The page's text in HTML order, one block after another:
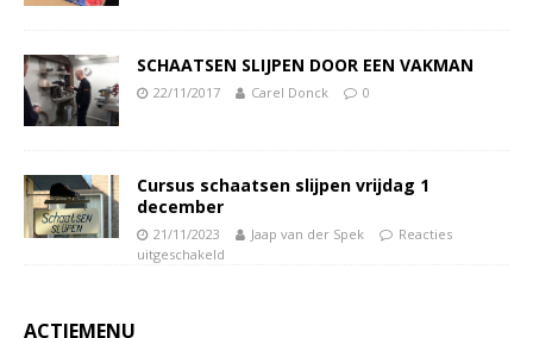
SCHAATSEN SLIJPEN DOOR EEN VAKMAN
22/11/2017 Carel Donck 0
Cursus schaatsen slijpen vrijdag 1
december
21/11/2023 Jaap van der Spek
Reacties
uitgeschakeld
ACTIEMENU